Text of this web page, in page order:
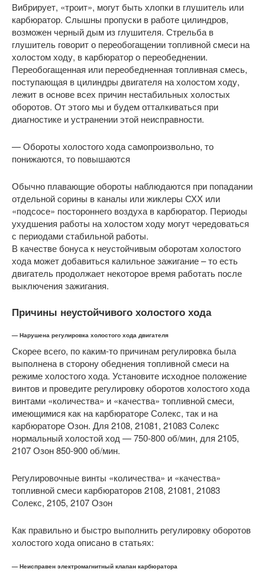
Вибрирует, «троит», могут быть хлопки в глушитель или
карбюратор. Слышны пропуски в работе цилиндров,
возможен черный дым из глушителя. Стрельба в
глушитель говорит о переобогащении топливной смеси на
холостом ходу, в карбюратор о переобеднении.
Переобогащенная или переобедненная топливная смесь,
поступающая в цилиндры двигателя на холостом ходу,
лежит в основе всех причин нестабильных холостых
оборотов. От этого мы и будем отталкиваться при
диагностике и устранении этой неисправности.
— Обороты холостого хода самопроизвольно, то
понижаются, то повышаются
Обычно плавающие обороты наблюдаются при попадании
отдельной сорины в каналы или жиклеры СХХ или
«подсосе» постороннего воздуха в карбюратор. Периоды
ухудшения работы на холостом ходу могут чередоваться
с периодами стабильной работы.
В качестве бонуса к неустойчивым оборотам холостого
хода может добавиться калильное зажигание – то есть
двигатель продолжает некоторое время работать после
выключения зажигания.
Причины неустойчивого холостого хода
— Нарушена регулировка холостого хода двигателя
Скорее всего, по каким-то причинам регулировка была
выполнена в сторону обеднения топливной смеси на
режиме холостого хода. Установите исходное положение
винтов и проведите регулировку оборотов холостого хода
винтами «количества» и «качества» топливной смеси,
имеющимися как на карбюраторе Солекс, так и на
карбюраторе Озон. Для 2108, 21081, 21083 Солекс
нормальный холостой ход — 750-800 об/мин, для 2105,
2107 Озон 850-900 об/мин.
Регулировочные винты «количества» и «качества»
топливной смеси карбюраторов 2108, 21081, 21083
Солекс, 2105, 2107 Озон
Как правильно и быстро выполнить регулировку оборотов
холостого хода описано в статьях:
— Неисправен электромагнитный клапан карбюратора